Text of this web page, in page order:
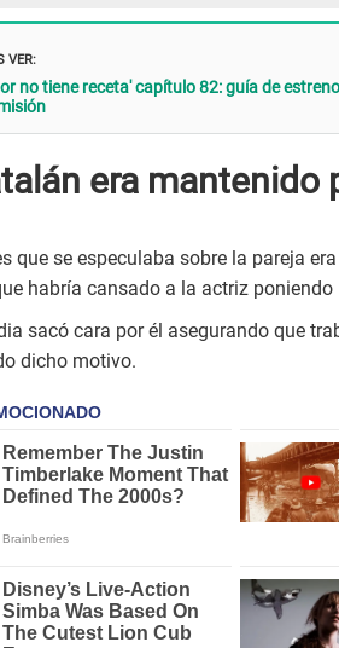
VER:
no tiene receta' capítulo 82: guía de
era mantenido
que se especulaba sobre la pareja
habría cansado a la actriz
sacó cara por él asegurando que
dicho motivo.